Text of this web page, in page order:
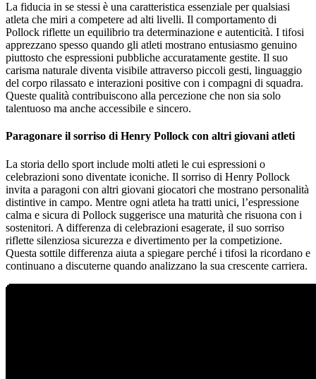
La fiducia in se stessi è una caratteristica essenziale per qualsiasi
atleta che miri a competere ad alti livelli. Il comportamento di
Pollock riflette un equilibrio tra determinazione e autenticità. I tifosi
apprezzano spesso quando gli atleti mostrano entusiasmo genuino
piuttosto che espressioni pubbliche accuratamente gestite. Il suo
carisma naturale diventa visibile attraverso piccoli gesti, linguaggio
del corpo rilassato e interazioni positive con i compagni di squadra.
Queste qualità contribuiscono alla percezione che non sia solo
talentuoso ma anche accessibile e sincero.
Paragonare il sorriso di Henry Pollock con altri giovani atleti
La storia dello sport include molti atleti le cui espressioni o
celebrazioni sono diventate iconiche. Il sorriso di Henry Pollock
invita a paragoni con altri giovani giocatori che mostrano personalità
distintive in campo. Mentre ogni atleta ha tratti unici, l’espressione
calma e sicura di Pollock suggerisce una maturità che risuona con i
sostenitori. A differenza di celebrazioni esagerate, il suo sorriso
riflette silenziosa sicurezza e divertimento per la competizione.
Questa sottile differenza aiuta a spiegare perché i tifosi la ricordano e
continuano a discuterne quando analizzano la sua crescente carriera.